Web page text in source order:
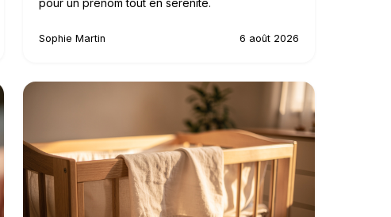
pour un prénom tout en sérénité.
Sophie Martin 6 août 2026